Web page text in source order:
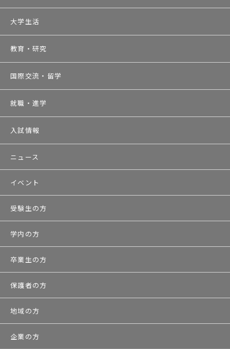
大学生活
教育・研究
国際交流・留学
就職・進学
入試情報
ニュース
イベント
受験生の方
学内の方
卒業生の方
保護者の方
地域の方
企業の方